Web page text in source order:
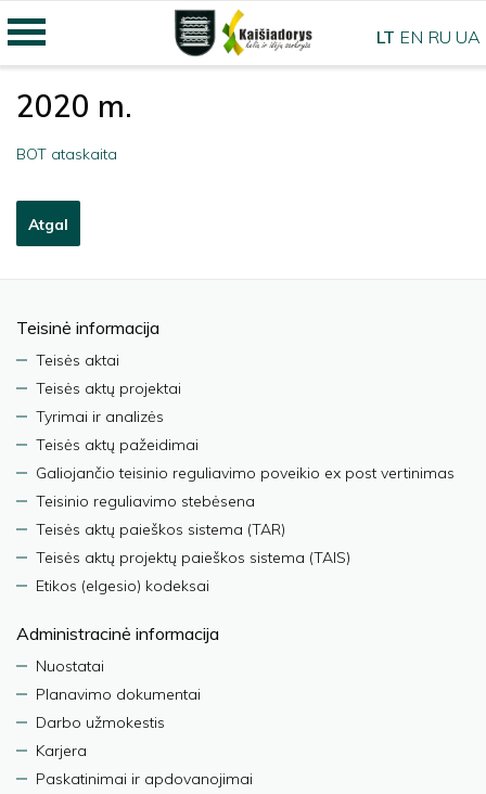
2020 m.
BOT ataskaita
Atgal
Teisinė informacija
Teisės aktai
Teisės aktų projektai
Tyrimai ir analizės
Teisės aktų pažeidimai
Galiojančio teisinio reguliavimo poveikio ex post vertinimas
Teisinio reguliavimo stebėsena
Teisės aktų paieškos sistema (TAR)
Teisės aktų projektų paieškos sistema (TAIS)
Etikos (elgesio) kodeksai
Administracinė informacija
Nuostatai
Planavimo dokumentai
Darbo užmokestis
Karjera
Paskatinimai ir apdovanojimai
LT EN RU UA